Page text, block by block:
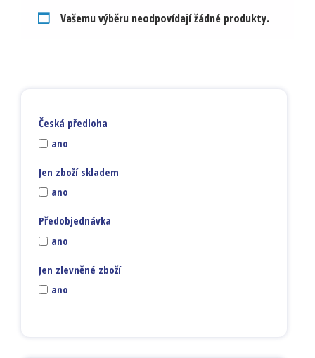
Vašemu výběru neodpovídají žádné produkty.
Česká předloha
ano
Jen zboží skladem
ano
Předobjednávka
ano
Jen zlevněné zboží
ano